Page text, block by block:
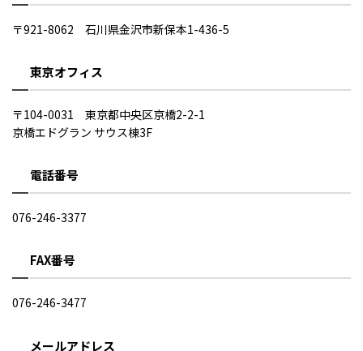
〒921-8062 石川県金沢市新保本1-436-5
東京オフィス
〒104-0031 東京都中央区京橋2-2-1
京橋エドグラン サウス棟3F
電話番号
076-246-3377
FAX番号
076-246-3477
メールアドレス